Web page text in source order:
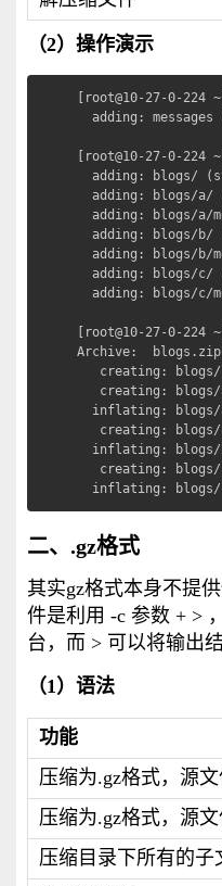
（2）操作演示
[root@10-27-0-224
adding: messages
[root@10-27-0-224
adding: blogs/
adding: blogs/a/
adding: blogs/a/
adding: blogs/b/
adding: blogs/b/
adding: blogs/c/
adding: blogs/c/
[root@10-27-0-224
Archive:  blogs.zip
creating: blogs/
creating: blogs/
inflating:
creating: blogs/
inflating:
creating:
inflating: blogs/c/
二、.gz格式
其实gz格式本身不提
件是利用 -c 参数 + >
台，而 > 可以将输出
（1）语法
功能
压缩为.gz格式，源
压缩为.gz格式，源
压缩目录下所有的